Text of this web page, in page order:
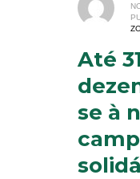
Até
se à